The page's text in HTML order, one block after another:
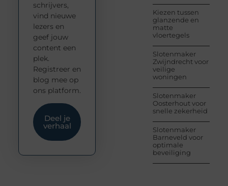
Kiezen tussen
glanzende en
matte
vloertegels
Slotenmaker
Zwijndrecht voor
veilige
woningen
Slotenmaker
Oosterhout voor
snelle zekerheid
Slotenmaker
Barneveld voor
optimale
beveiliging
schrijvers,
vind nieuwe
lezers en
geef jouw
content een
plek.
Registreer en
blog mee op
ons platform.
Deel je
verhaal